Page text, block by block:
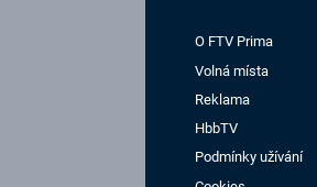
O FTV Prima
Volná místa
Reklama
HbbTV
Podmínky užívání